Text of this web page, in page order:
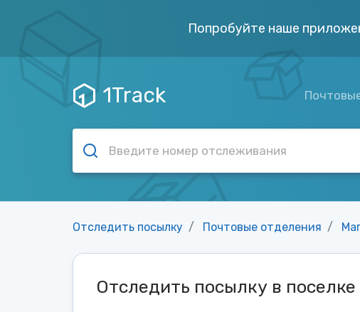
Попробуйте наше
1Track
Отследить посылку Почтовые отделения
Отследить посылку в